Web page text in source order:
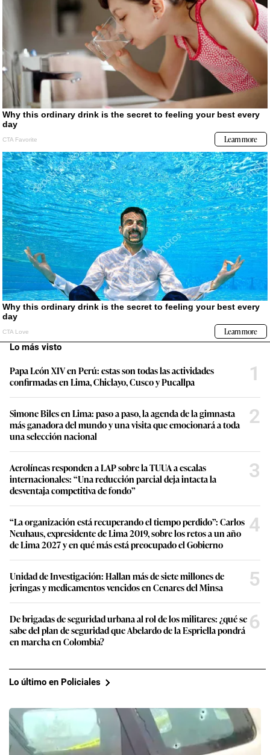
Lo más visto
Papa León XIV en Perú: estas son todas las actividades
confirmadas en Lima, Chiclayo, Cusco y Pucallpa
1
Simone Biles en Lima: paso a paso, la agenda de la gimnasta
más ganadora del mundo y una visita que emocionará a toda
una selección nacional
2
Aerolíneas responden a LAP sobre la TUUA a escalas
internacionales: “Una reducción parcial deja intacta la
desventaja competitiva de fondo”
3
“La organización está recuperando el tiempo perdido”: Carlos
Neuhaus, expresidente de Lima 2019, sobre los retos a un año
de Lima 2027 y en qué más está preocupado el Gobierno
4
Unidad de Investigación: Hallan más de siete millones de
jeringas y medicamentos vencidos en Cenares del Minsa
5
De brigadas de seguridad urbana al rol de los militares: ¿qué se
sabe del plan de seguridad que Abelardo de la Espriella pondrá
en marcha en Colombia?
6
Lo último en Policiales